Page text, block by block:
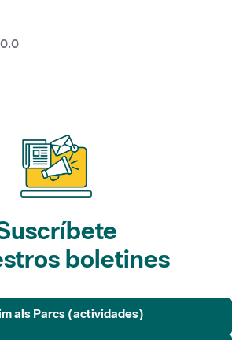
0.0La valoración media es de 0 estrellas de
boletines
als Parcs (actividades)